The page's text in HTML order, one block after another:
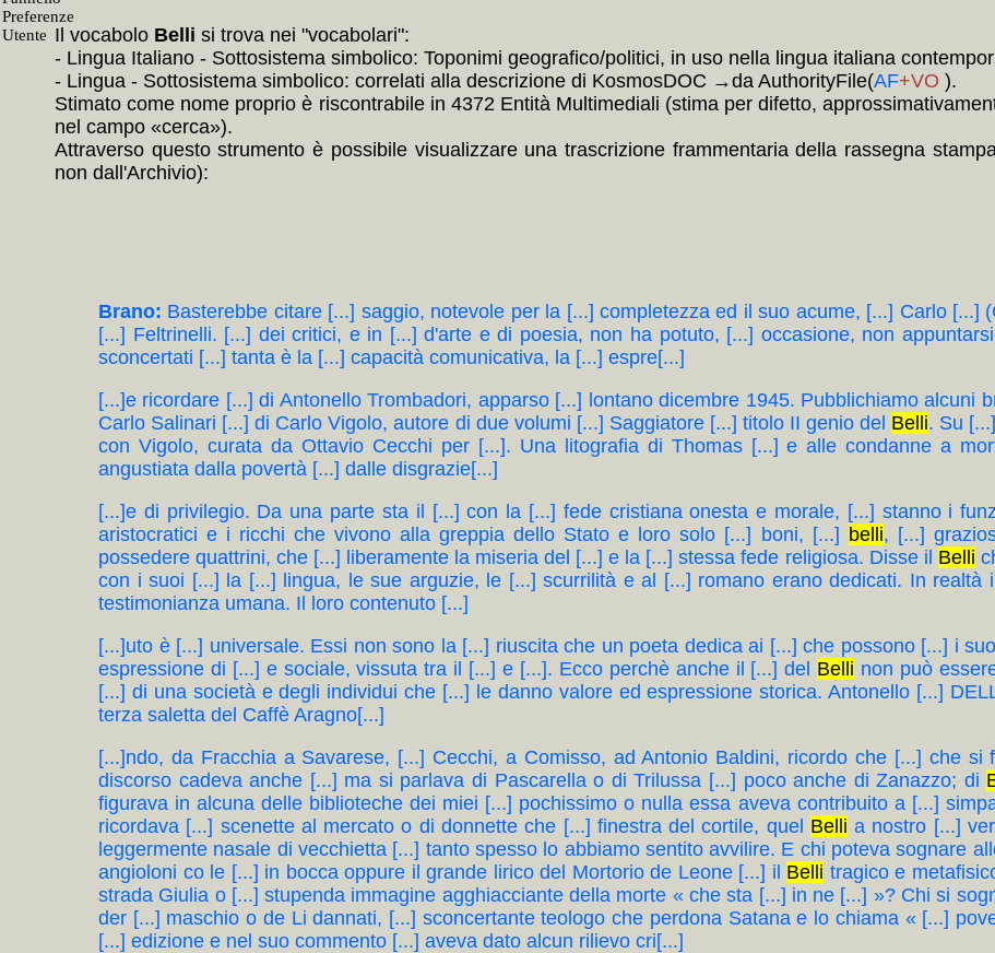
Il vocabolo Belli si trova nei "vocabolari":
- Lingua Italiano - Sottosistema simbolico: Toponimi geografico/politici, in uso nella lingua italiana
- Lingua - Sottosistema simbolico: correlati alla descrizione di KosmosDOC →da AuthorityFile(AF+VO ).
Stimato come nome proprio è riscontrabile in 4372 Entità Multimediali (stima per difetto,
nel campo «cerca»).
Attraverso questo strumento è possibile visualizzare una trascrizione frammentaria della rassegna
non dall'Archivio):
Brano: Basterebbe citare [...] saggio, notevole per la [...] completezza ed il suo acume, [...] Carlo [...]
[...] Feltrinelli. [...] dei critici, e in [...] d'arte e di poesia, non ha potuto, [...] occasione, non
sconcertati [...] tanta è la [...] capacità comunicativa, la [...] espre[...]
[...]e ricordare [...] di Antonello Trombadori, apparso [...] lontano dicembre 1945. Pubblichiamo alcuni
Carlo Salinari [...] di Carlo Vigolo, autore di due volumi [...] Saggiatore [...] titolo II genio del Belli. Su
con Vigolo, curata da Ottavio Cecchi per [...]. Una litografia di Thomas [...] e alle condanne a
angustiata dalla povertà [...] dalle disgrazie[...]
[...]e di privilegio. Da una parte sta il [...] con la [...] fede cristiana onesta e morale, [...] stanno i
aristocratici e i ricchi che vivono alla greppia dello Stato e loro solo [...] boni, [...] belli, [...]
possedere quattrini, che [...] liberamente la miseria del [...] e la [...] stessa fede religiosa. Disse il Belli
con i suoi [...] la [...] lingua, le sue arguzie, le [...] scurrilità e al [...] romano erano dedicati. In realtà
testimonianza umana. Il loro contenuto [...]
[...]uto è [...] universale. Essi non sono la [...] riuscita che un poeta dedica ai [...] che possono [...] i
espressione di [...] e sociale, vissuta tra il [...] e [...]. Ecco perchè anche il [...] del Belli non può
[...] di una società e degli individui che [...] le danno valore ed espressione storica. Antonello [...]
terza saletta del Caffè Aragno[...]
[...]ndo, da Fracchia a Savarese, [...] Cecchi, a Comisso, ad Antonio Baldini, ricordo che [...] che
discorso cadeva anche [...] ma si parlava di Pascarella o di Trilussa [...] poco anche di Zanazzo; di
figurava in alcuna delle biblioteche dei miei [...] pochissimo o nulla essa aveva contribuito a [...]
ricordava [...] scenette al mercato o di donnette che [...] finestra del cortile, quel Belli a nostro [...]
leggermente nasale di vecchietta [...] tanto spesso lo abbiamo sentito avvilire. E chi poteva sognare
angioloni co le [...] in bocca oppure il grande lirico del Mortorio de Leone [...] il Belli tragico e
strada Giulia o [...] stupenda immagine agghiacciante della morte « che sta [...] in ne [...] »? Chi si
der [...] maschio o de Li dannati, [...] sconcertante teologo che perdona Satana e lo chiama « [...]
[...] edizione e nel suo commento [...] aveva dato alcun rilievo cri[...]